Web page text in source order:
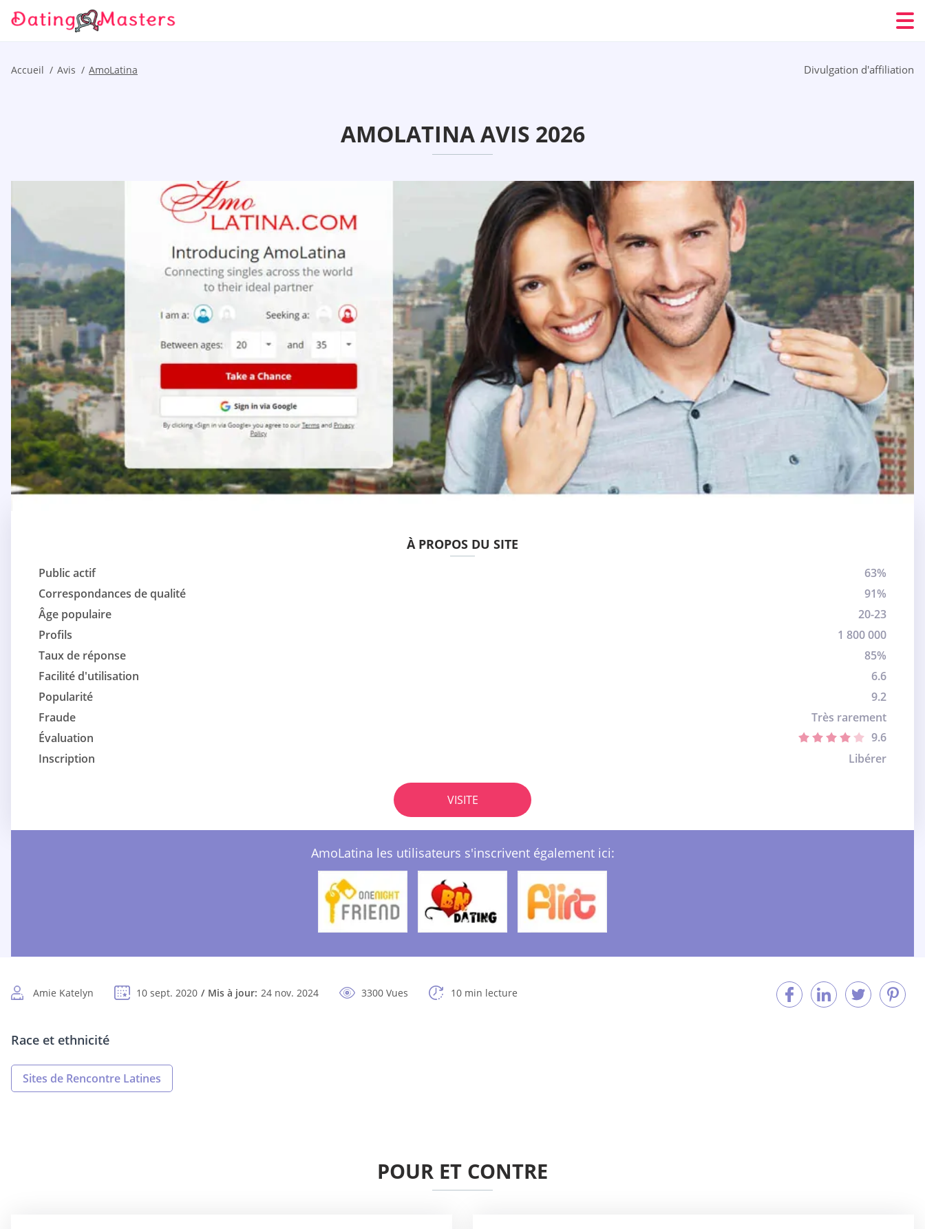
Accueil Avis AmoLatina Divulgation d'affiliation
AMOLATINA AVIS 2026
À PROPOS DU SITE
Public actif
63%
Correspondances de qualité
91%
Âge populaire
20-23
Profils
1 800 000
Taux de réponse
85%
Facilité d'utilisation
6.6
Popularité
9.2
Fraude
Très rarement
Évaluation
9.6
Inscription
Libérer
VISITE
AmoLatina les utilisateurs s'inscrivent également ici:
Amie Katelyn 10 sept. 2020 Mis à jour: 24 nov. 2024 3300 Vues 10 min lecture
Race et ethnicité
Sites de Rencontre Latines
POUR ET CONTRE